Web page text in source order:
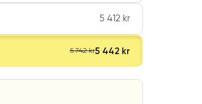
5 412 kr
5 742 kr5 442 kr